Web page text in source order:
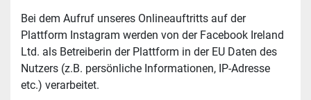
Bei dem Aufruf unseres Onlineauftritts auf der
Plattform Instagram werden von der Facebook Ireland
Ltd. als Betreiberin der Plattform in der EU Daten des
Nutzers (z.B. persönliche Informationen, IP-Adresse
etc.) verarbeitet.